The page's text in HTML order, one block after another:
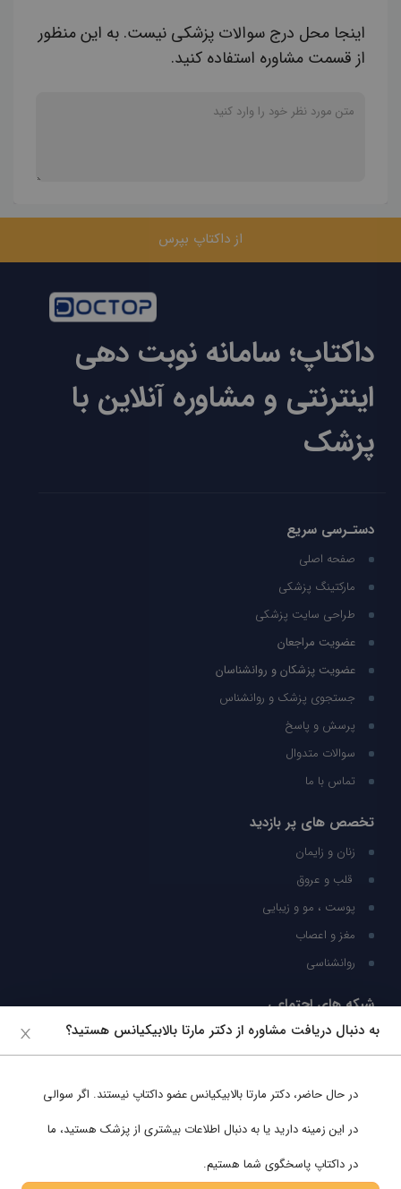
اینجا محل درج سوالات پزشکی نیست. به این منظور
از قسمت مشاوره استفاده کنید.
از داکتاپ بپرس
داکتاپ؛ سامانه نوبت دهی
اینترنتی و مشاوره آنلاین با
پزشک
دستـرسی سریع
صفحه اصلی
مارکتینگ پزشکی
طراحی سایت پزشکی
عضویت مراجعان
عضویت پزشکان و روانشناسان
جستجوی پزشک و روانشناس
پرسش و پاسخ
سوالات متدوال
تماس با ما
تخصص های پر بازدید
زنان و زایمان
قلب و عروق
پوست ، مو و زیبایی
مغز و اعصاب
روانشناسی
شبکه های اجتماعی
ما را در شبکه های اجتماعی دنبال کنید
به دنبال دریافت مشاوره از دکتر مارتا بالابیکیانس هستید؟
در حال حاضر، دکتر مارتا بالابیکیانسعضو داکتاپ نیستند. اگر سوالی
در این زمینه دارید یا به دنبال اطلاعات بیشتری از پزشک هستید، ما
در داکتاپ پاسخگوی شما هستیم.